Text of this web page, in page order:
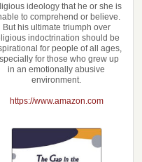
ideology that he or she is
to comprehend or believe.
But his ultimate triumph over
indoctrination should be
for people of all ages,
for those who grew up
in an emotionally abusive
environment.
https://www.amazon.com